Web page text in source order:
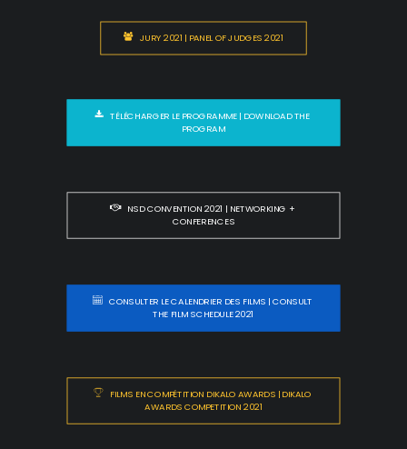
JURY 2021 | PANEL OF JUDGES 2021
TÉLÉCHARGER LE PROGRAMME | DOWNLOAD THE
PROGRAM
NSD CONVENTION 2021 | NETWORKING +
CONFERENCES
CONSULTER LE CALENDRIER DES FILMS | CONSULT
THE FILM SCHEDULE 2021
FILMS EN COMPÉTITION DIKALO AWARDS | DIKALO
AWARDS COMPETITION 2021